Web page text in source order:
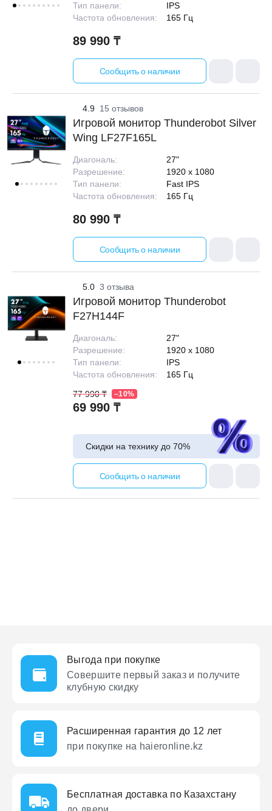
к выбору
Выберите свою стирально-сушильную
Тип панели:
IPS
Частота обновления:
165 Гц
89 990 ₸
Сообщить о наличии
4.9 15 отзывов
Игровой монитор Thunderobot Silver
Wing LF27F165L
Диагональ:
27"
Разрешение:
1920 x 1080
Тип панели:
Fast IPS
Частота обновления:
165 Гц
80 990 ₸
Сообщить о наличии
5.0 3 отзыва
Игровой монитор Thunderobot
F27H144F
Диагональ:
27"
Разрешение:
1920 x 1080
Тип панели:
IPS
Частота обновления:
165 Гц
69 990 ₸
77 990 ₸ –10%
Скидки на технику до 70%
Сообщить о наличии
Выгода при покупке
Совершите первый заказ и получите
клубную скидку
Расширенная гарантия до 12 лет
при покупке на haieronline.kz
Бесплатная доставка по Казахстану